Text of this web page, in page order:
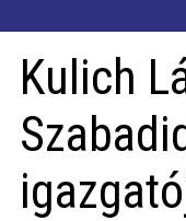
szolgáltatások
Kulich